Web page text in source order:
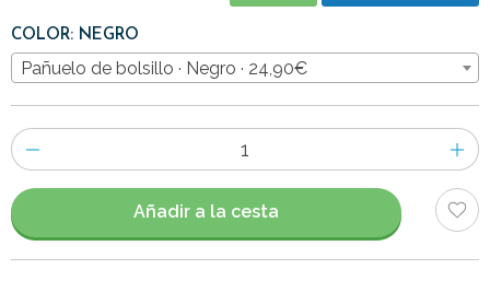
COLOR: NEGRO
Pañuelo de bolsillo · Negro · 24,90€
Número
de
artículos
Añadir a la cesta